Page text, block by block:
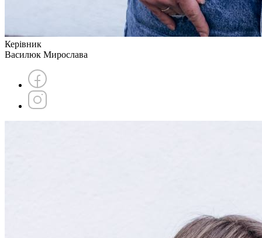
Керівник
Василюк Мирослава